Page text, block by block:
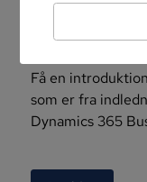
grundlæggende
indføring i
Få en
som er fra
Dynamics 365